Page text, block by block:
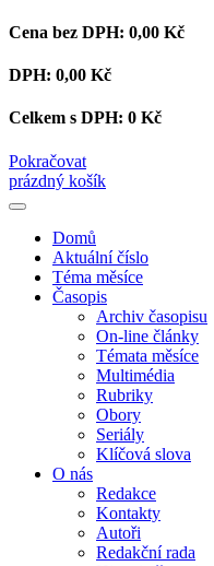
Cena bez DPH: 0,00 Kč
DPH: 0,00 Kč
Celkem s DPH: 0 Kč
Pokračovat
prázdný košík
Domů
Aktuální číslo
Téma měsíce
Časopis
Archiv časopisu
On-line články
Témata měsíce
Multimédia
Rubriky
Obory
Seriály
Klíčová slova
O nás
Redakce
Kontakty
Autoři
Redakční rada